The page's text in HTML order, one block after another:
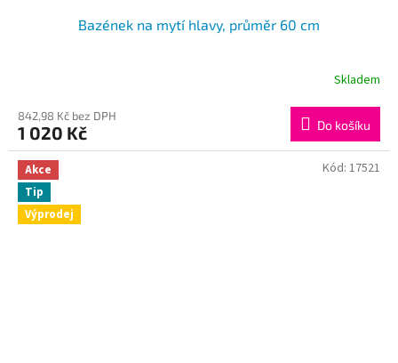
Bazének na mytí hlavy, průměr 60 cm
Skladem
842,98 Kč bez DPH
1 020 Kč Do košíku
Akce
Tip
Výprodej
Kód: 17521